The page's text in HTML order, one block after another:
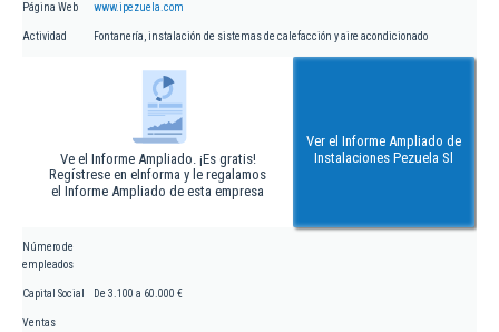
Página Web www.ipezuela.com
Actividad Fontanería, instalación de sistemas de calefacción y aire acondicionado
Ve el Informe Ampliado. ¡Es gratis!
Regístrese en eInforma y le regalamos
el Informe Ampliado de esta empresa
Ver el Informe Ampliado de
Instalaciones Pezuela Sl
Número de
empleados
Capital Social De 3.100 a 60.000 €
Ventas